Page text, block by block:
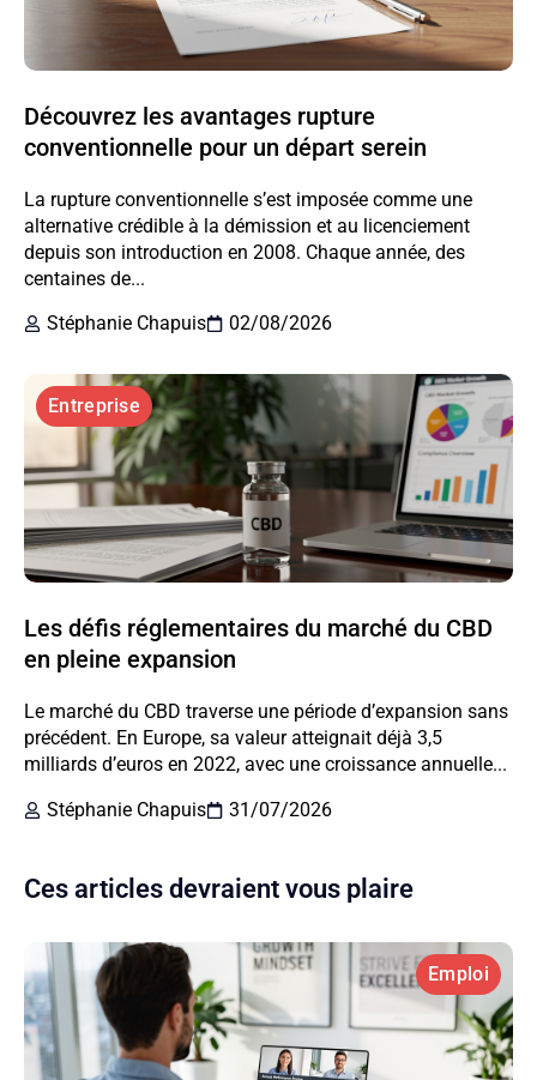
Découvrez les avantages rupture
conventionnelle pour un départ serein
La rupture conventionnelle s’est imposée comme une
alternative crédible à la démission et au licenciement
depuis son introduction en 2008. Chaque année, des
centaines de...
Stéphanie Chapuis
02/08/2026
Entreprise
Les défis réglementaires du marché du CBD
en pleine expansion
Le marché du CBD traverse une période d’expansion sans
précédent. En Europe, sa valeur atteignait déjà 3,5
milliards d’euros en 2022, avec une croissance annuelle...
Stéphanie Chapuis
31/07/2026
Ces articles devraient vous plaire
Emploi